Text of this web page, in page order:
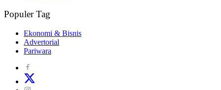
Populer Tag
Ekonomi & Bisnis
Advertorial
Pariwara